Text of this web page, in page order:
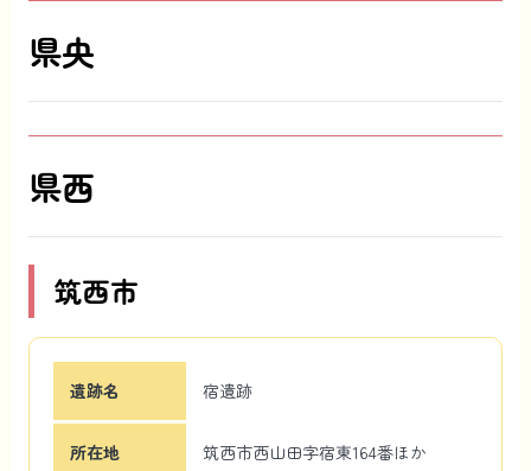
県央
県西
筑西市
遺跡名 宿遺跡
所在地 筑西市西山田字宿東164番ほか